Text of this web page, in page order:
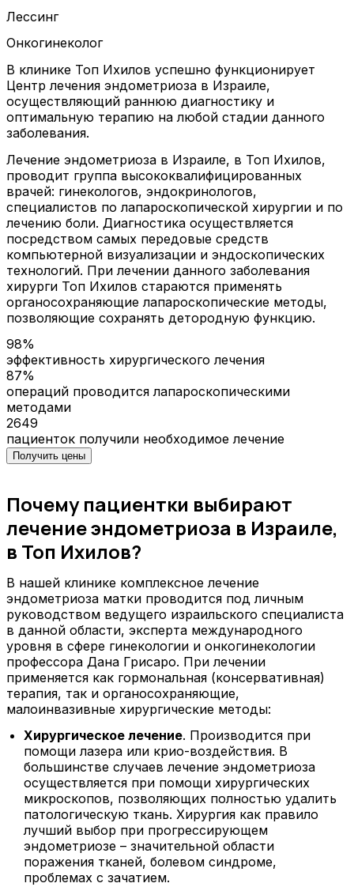
Лессинг
Онкогинеколог
В клинике Топ Ихилов успешно функционирует
Центр лечения эндометриоза в Израиле,
осуществляющий раннюю диагностику и
оптимальную терапию на любой стадии данного
заболевания.
Лечение эндометриоза в Израиле, в Топ Ихилов,
проводит группа высококвалифицированных
врачей: гинекологов, эндокринологов,
специалистов по лапароскопической хирургии и по
лечению боли. Диагностика осуществляется
посредством самых передовые средств
компьютерной визуализации и эндоскопических
технологий. При лечении данного заболевания
хирурги Топ Ихилов стараются применять
органосохраняющие лапароскопические методы,
позволяющие сохранять детородную функцию.
98%
эффективность хирургического лечения
87%
операций проводится лапароскопическими
методами
2649
пациенток получили необходимое лечение
Получить цены
Почему пациентки выбирают
лечение эндометриоза в Израиле,
в Топ Ихилов?
В нашей клинике комплексное лечение
эндометриоза матки проводится под личным
руководством ведущего израильского специалиста
в данной области, эксперта международного
уровня в сфере гинекологии и онкогинекологии
профессора Дана Грисаро. При лечении
применяется как гормональная (консервативная)
терапия, так и органосохраняющие,
малоинвазивные хирургические методы:
Хирургическое лечение. Производится при
помощи лазера или крио-воздействия. В
большинстве случаев лечение эндометриоза
осуществляется при помощи хирургических
микроскопов, позволяющих полностью удалить
патологическую ткань. Хирургия как правило
лучший выбор при прогрессирующем
эндометриозе – значительной области
поражения тканей, болевом синдроме,
проблемах с зачатием.